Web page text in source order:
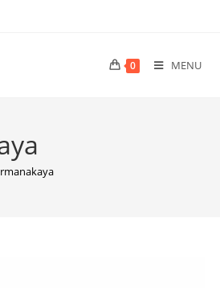
0 MENU